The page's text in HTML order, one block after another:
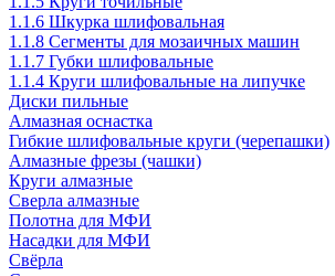
1.1.6 Шкурка шлифовальная
1.1.8 Сегменты для мозаичных машин
1.1.7 Губки шлифовальные
1.1.4 Круги шлифовальные на липучке
Диски пильные
Алмазная оснастка
Гибкие шлифовальные круги (черепашки)
Алмазные фрезы (чашки)
Круги алмазные
Сверла алмазные
Полотна для МФИ
Насадки для МФИ
Свёрла